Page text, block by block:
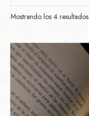
Mostrando los 4 resultados